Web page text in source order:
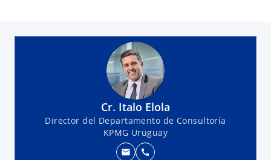
Cr. Italo Elola
Director del Departamento de Consultoría
KPMG Uruguay
mail call